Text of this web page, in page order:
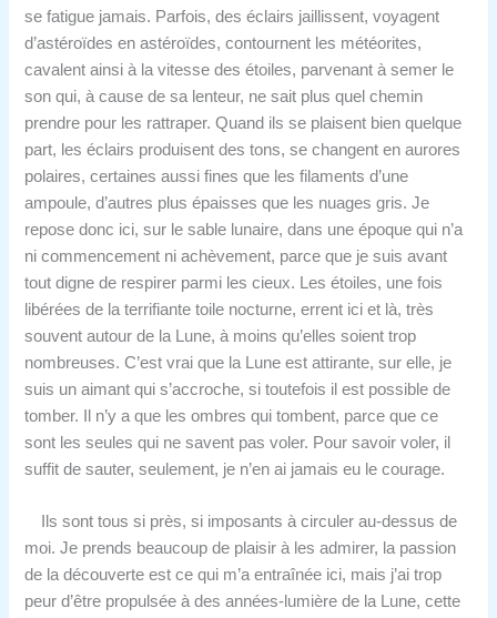
se fatigue jamais. Parfois, des éclairs jaillissent, voyagent
d’astéroïdes en astéroïdes, contournent les météorites,
cavalent ainsi à la vitesse des étoiles, parvenant à semer le
son qui, à cause de sa lenteur, ne sait plus quel chemin
prendre pour les rattraper. Quand ils se plaisent bien quelque
part, les éclairs produisent des tons, se changent en aurores
polaires, certaines aussi fines que les filaments d’une
ampoule, d’autres plus épaisses que les nuages gris. Je
repose donc ici, sur le sable lunaire, dans une époque qui n’a
ni commencement ni achèvement, parce que je suis avant
tout digne de respirer parmi les cieux. Les étoiles, une fois
libérées de la terrifiante toile nocturne, errent ici et là, très
souvent autour de la Lune, à moins qu’elles soient trop
nombreuses. C’est vrai que la Lune est attirante, sur elle, je
suis un aimant qui s’accroche, si toutefois il est possible de
tomber. Il n’y a que les ombres qui tombent, parce que ce
sont les seules qui ne savent pas voler. Pour savoir voler, il
suffit de sauter, seulement, je n’en ai jamais eu le courage.
Ils sont tous si près, si imposants à circuler au-dessus de
moi. Je prends beaucoup de plaisir à les admirer, la passion
de la découverte est ce qui m’a entraînée ici, mais j’ai trop
peur d’être propulsée à des années-lumière de la Lune, cette